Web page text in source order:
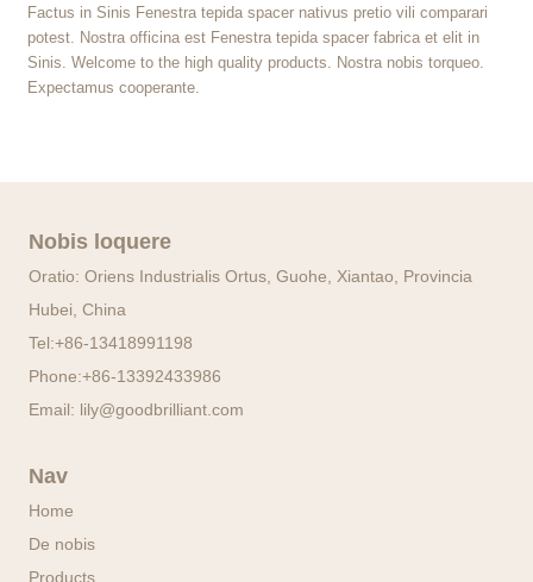
Factus in Sinis Fenestra tepida spacer nativus pretio vili comparari
potest. Nostra officina est Fenestra tepida spacer fabrica et elit in
Sinis. Welcome to the high quality products. Nostra nobis torqueo.
Expectamus cooperante.
Nobis loquere
Oratio: Oriens Industrialis Ortus, Guohe, Xiantao, Provincia
Hubei, China
Tel:+86-13418991198
Phone:+86-13392433986
Email: lily@goodbrilliant.com
Nav
Home
De nobis
Products